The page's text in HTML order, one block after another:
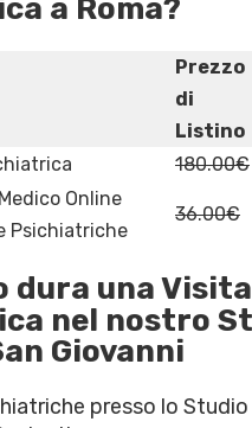
a Roma?
Prezzo
di
Listino
180.00€
Online
Psichiatriche
36.00€
dura una Visita
nel nostro
Giovanni
presso lo